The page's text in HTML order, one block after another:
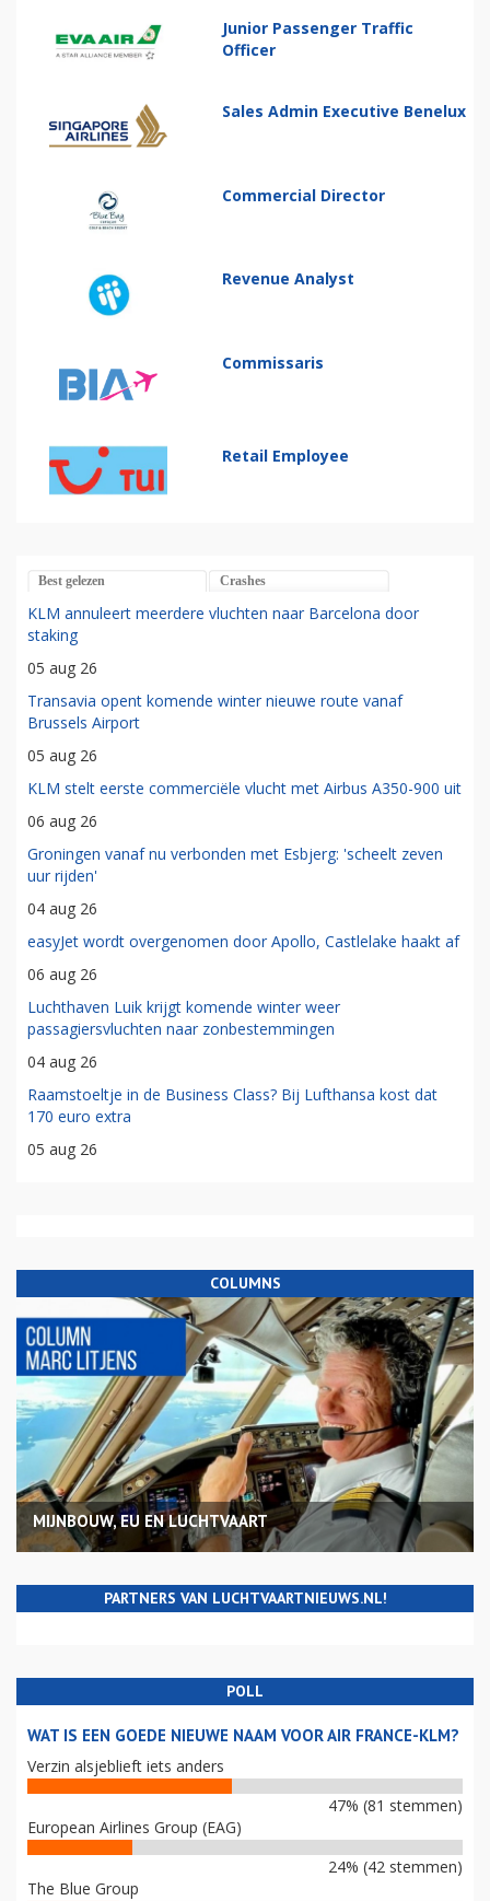
Junior Passenger Traffic
Officer
Sales Admin Executive Benelux
Commercial Director
Revenue Analyst
Commissaris
Retail Employee
Best gelezen Crashes
KLM annuleert meerdere vluchten naar Barcelona door
staking
05 aug 26
Transavia opent komende winter nieuwe route vanaf
Brussels Airport
05 aug 26
KLM stelt eerste commerciële vlucht met Airbus A350-900 uit
06 aug 26
Groningen vanaf nu verbonden met Esbjerg: 'scheelt zeven
uur rijden'
04 aug 26
easyJet wordt overgenomen door Apollo, Castlelake haakt af
06 aug 26
Luchthaven Luik krijgt komende winter weer
passagiersvluchten naar zonbestemmingen
04 aug 26
Raamstoeltje in de Business Class? Bij Lufthansa kost dat
170 euro extra
05 aug 26
COLUMNS
MIJNBOUW, EU EN LUCHTVAART
PARTNERS VAN LUCHTVAARTNIEUWS.NL!
POLL
WAT IS EEN GOEDE NIEUWE NAAM VOOR AIR FRANCE-KLM?
Verzin alsjeblieft iets anders
47% (81 stemmen)
European Airlines Group (EAG)
24% (42 stemmen)
The Blue Group